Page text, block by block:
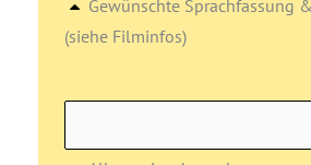
Gewünschte Sprachfassung
(siehe Filminfos)